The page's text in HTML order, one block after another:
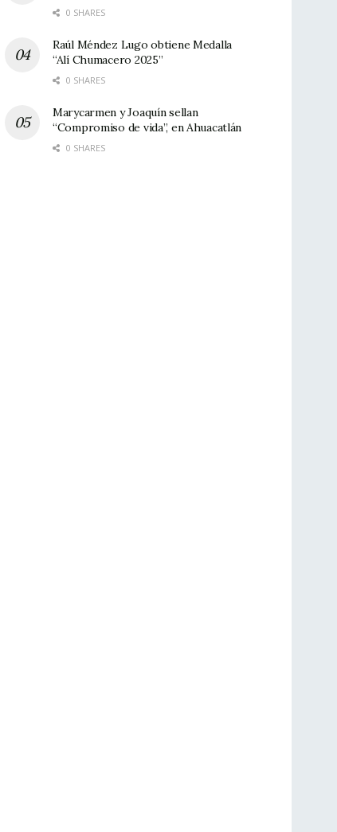
0 SHARES
Raúl Méndez Lugo obtiene Medalla
“Alí Chumacero 2025”
0 SHARES
Marycarmen y Joaquín sellan
“Compromiso de vida”, en Ahuacatlán
0 SHARES